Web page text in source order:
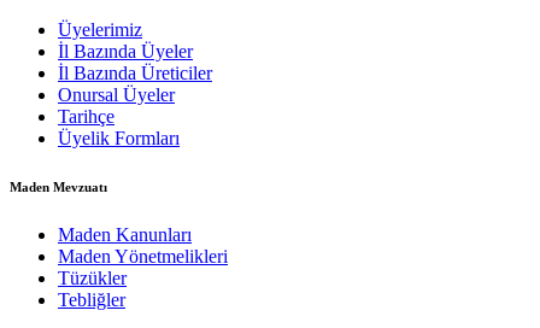
Üyelerimiz
İl Bazında Üyeler
İl Bazında Üreticiler
Onursal Üyeler
Tarihçe
Üyelik Formları
Maden Mevzuatı
Maden Kanunları
Maden Yönetmelikleri
Tüzükler
Tebliğler